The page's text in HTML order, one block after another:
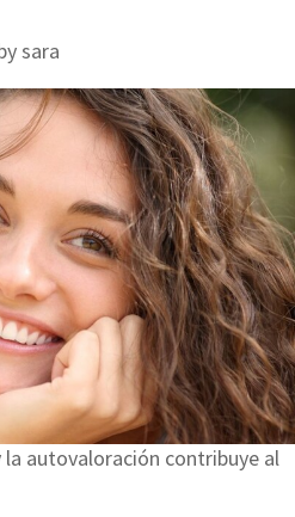
sara
autovaloración contribuye al